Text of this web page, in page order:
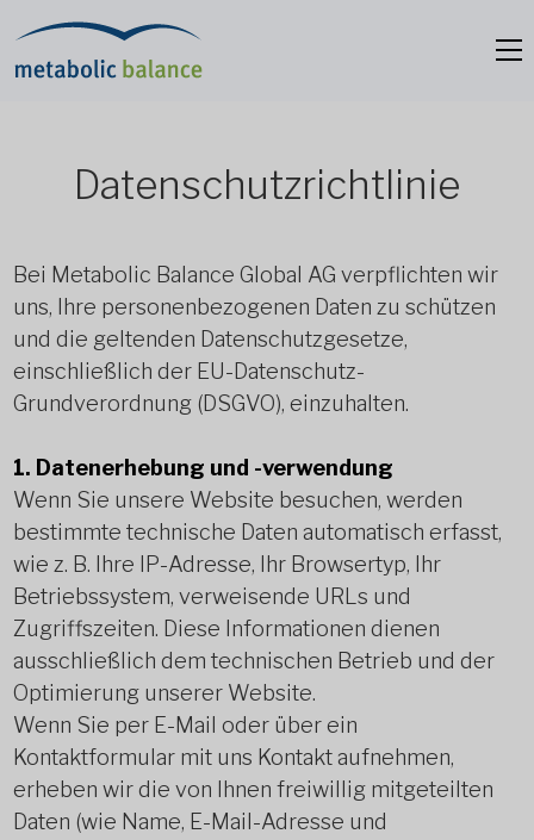
Datenschutzrichtlinie
Bei Metabolic Balance Global AG verpflichten wir
uns, Ihre personenbezogenen Daten zu schützen
und die geltenden Datenschutzgesetze,
einschließlich der EU-Datenschutz-
Grundverordnung (DSGVO), einzuhalten.
1. Datenerhebung und -verwendung
Wenn Sie unsere Website besuchen, werden
bestimmte technische Daten automatisch erfasst,
wie z. B. Ihre IP-Adresse, Ihr Browsertyp, Ihr
Betriebssystem, verweisende URLs und
Zugriffszeiten. Diese Informationen dienen
ausschließlich dem technischen Betrieb und der
Optimierung unserer Website.
Wenn Sie per E-Mail oder über ein
Kontaktformular mit uns Kontakt aufnehmen,
erheben wir die von Ihnen freiwillig mitgeteilten
Daten (wie Name, E-Mail-Adresse und